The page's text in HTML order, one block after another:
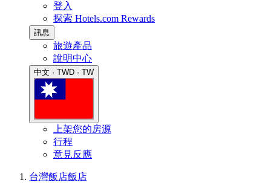
登入
探索 Hotels.com Rewards
訊息
旅遊產品
說明中心
中文 · TWD · TW
上架您的房源
行程
意見反應
台灣飯店飯店